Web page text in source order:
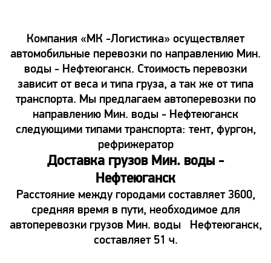
Компания «МК -Логистика» осуществляет
автомобильные перевозки по направлению Мин.
воды - Нефтеюганск. Стоимость перевозки
зависит от веса и типа груза, а так же от типа
транспорта. Мы предлагаем автоперевозки по
направлению Мин. воды - Нефтеюганск
следующими типами транспорта: тент, фургон,
рефрижератор
Доставка грузов Мин. воды -
Нефтеюганск
Расстояние между городами составляет 3600,
средняя время в пути, необходимое для
автоперевозки грузов Мин. воды Нефтеюганск,
составляет 51 ч.